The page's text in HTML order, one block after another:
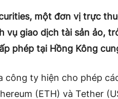
một đơn vị trực
vụ giao dịch tài sản ảo,
phép tại Hồng Kông
công ty hiện cho phép
(ETH) và Tether